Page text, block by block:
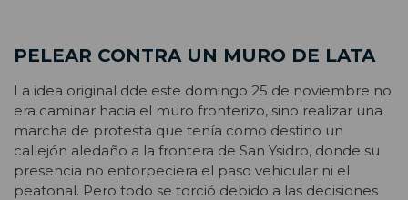
PELEAR CONTRA UN MURO DE LATA
La idea original dde este domingo 25 de noviembre no
era caminar hacia el muro fronterizo, sino realizar una
marcha de protesta que tenía como destino un
callejón aledaño a la frontera de San Ysidro, donde su
presencia no entorpeciera el paso vehicular ni el
peatonal. Pero todo se torció debido a las decisiones